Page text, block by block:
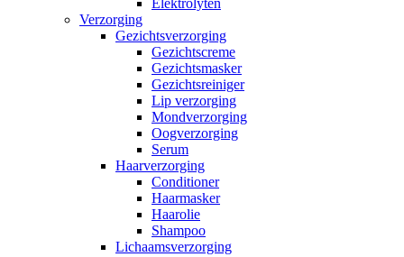
Elektrolyten
Verzorging
Gezichtsverzorging
Gezichtscreme
Gezichtsmasker
Gezichtsreiniger
Lip verzorging
Mondverzorging
Oogverzorging
Serum
Haarverzorging
Conditioner
Haarmasker
Haarolie
Shampoo
Lichaamsverzorging